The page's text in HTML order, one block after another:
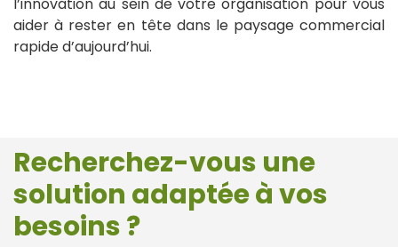
l’innovation au sein de votre organisation pour vous
aider à rester en tête dans le paysage commercial
rapide d’aujourd’hui.
Recherchez-vous une
solution adaptée à vos
besoins ?